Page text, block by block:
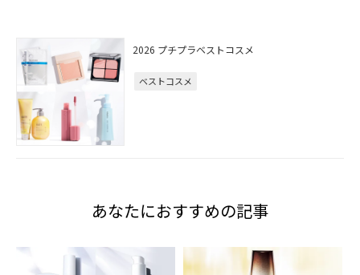
2026 プチプラベストコスメ
ベストコスメ
あなたにおすすめの記事